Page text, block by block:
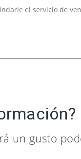
el servicio de
un gusto